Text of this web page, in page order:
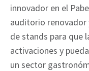
innovador en el
auditorio
de stands para que
activaciones y
un sector